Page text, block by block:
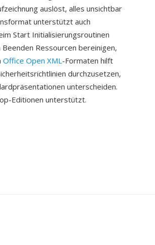
auslöst, alles unsichtbar
unterstützt auch
Start Initialisierungsroutinen
Ressourcen bereinigen,
Office Open XML-Formaten hilft
durchzusetzen,
unterscheiden.
Editionen unterstützt.